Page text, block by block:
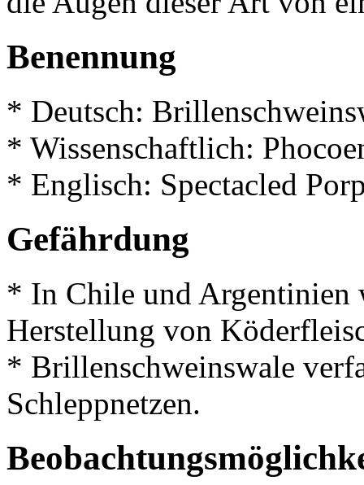
Benennung
* Deutsch:
* Wissenschaftlich:
* Englisch: Spectacled
Gefährdung
* In Chile und Argentinien
Herstellung von
* Brillenschweinswale
Schleppnetzen.